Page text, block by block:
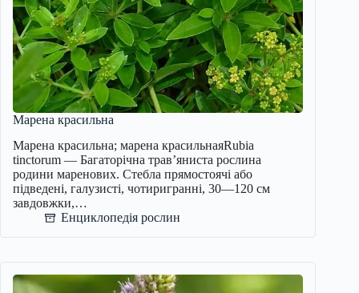
Марена красильна
Марена красильна; марена красильнаяRubia
tinctorum — Багаторічна трав’яниста рослина
родини маренових. Стебла прямостоячі або
підведені, галузисті, чотиригранні, 30—120 см
завдовжки,…
Енциклопедія рослин